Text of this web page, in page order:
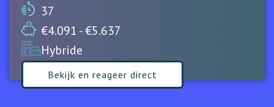
37
€4.091 - €5.637
Hybride
Bekijk en reageer direct